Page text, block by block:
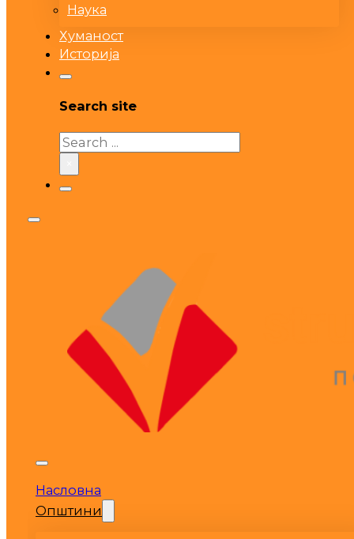
Наука
Хуманост
Историја
Search site
Search
Насловна
Општини